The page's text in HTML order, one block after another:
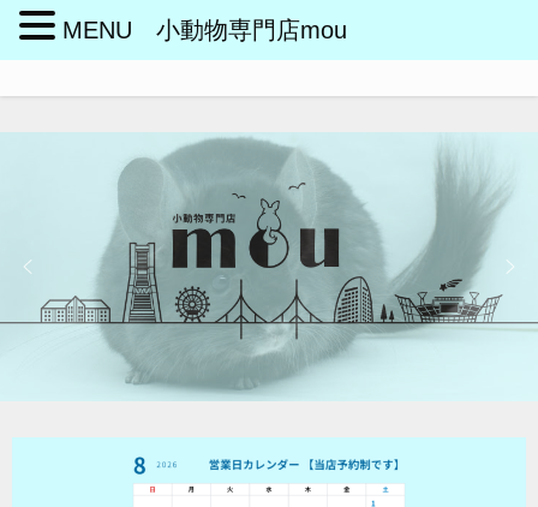
MENU 小動物専門店mou